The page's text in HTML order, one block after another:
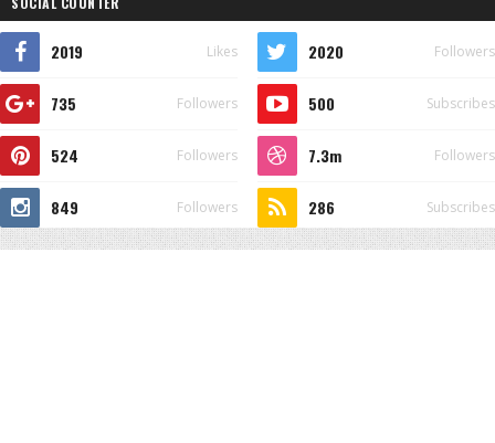
2019 Likes 2020 Followers
735 Followers 500 Subscribes
524 Followers 7.3m Followers
849 Followers 286 Subscribes